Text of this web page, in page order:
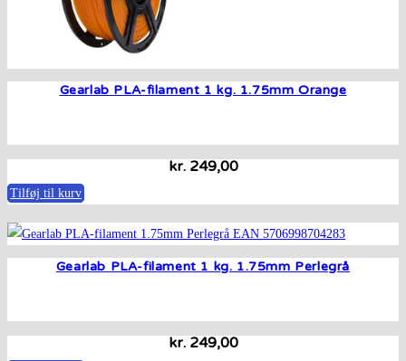
Gearlab PLA-filament 1 kg. 1.75mm Orange
kr.249,00
Tilføj til kurv
Gearlab PLA-filament 1 kg. 1.75mm Perlegrå
kr.249,00